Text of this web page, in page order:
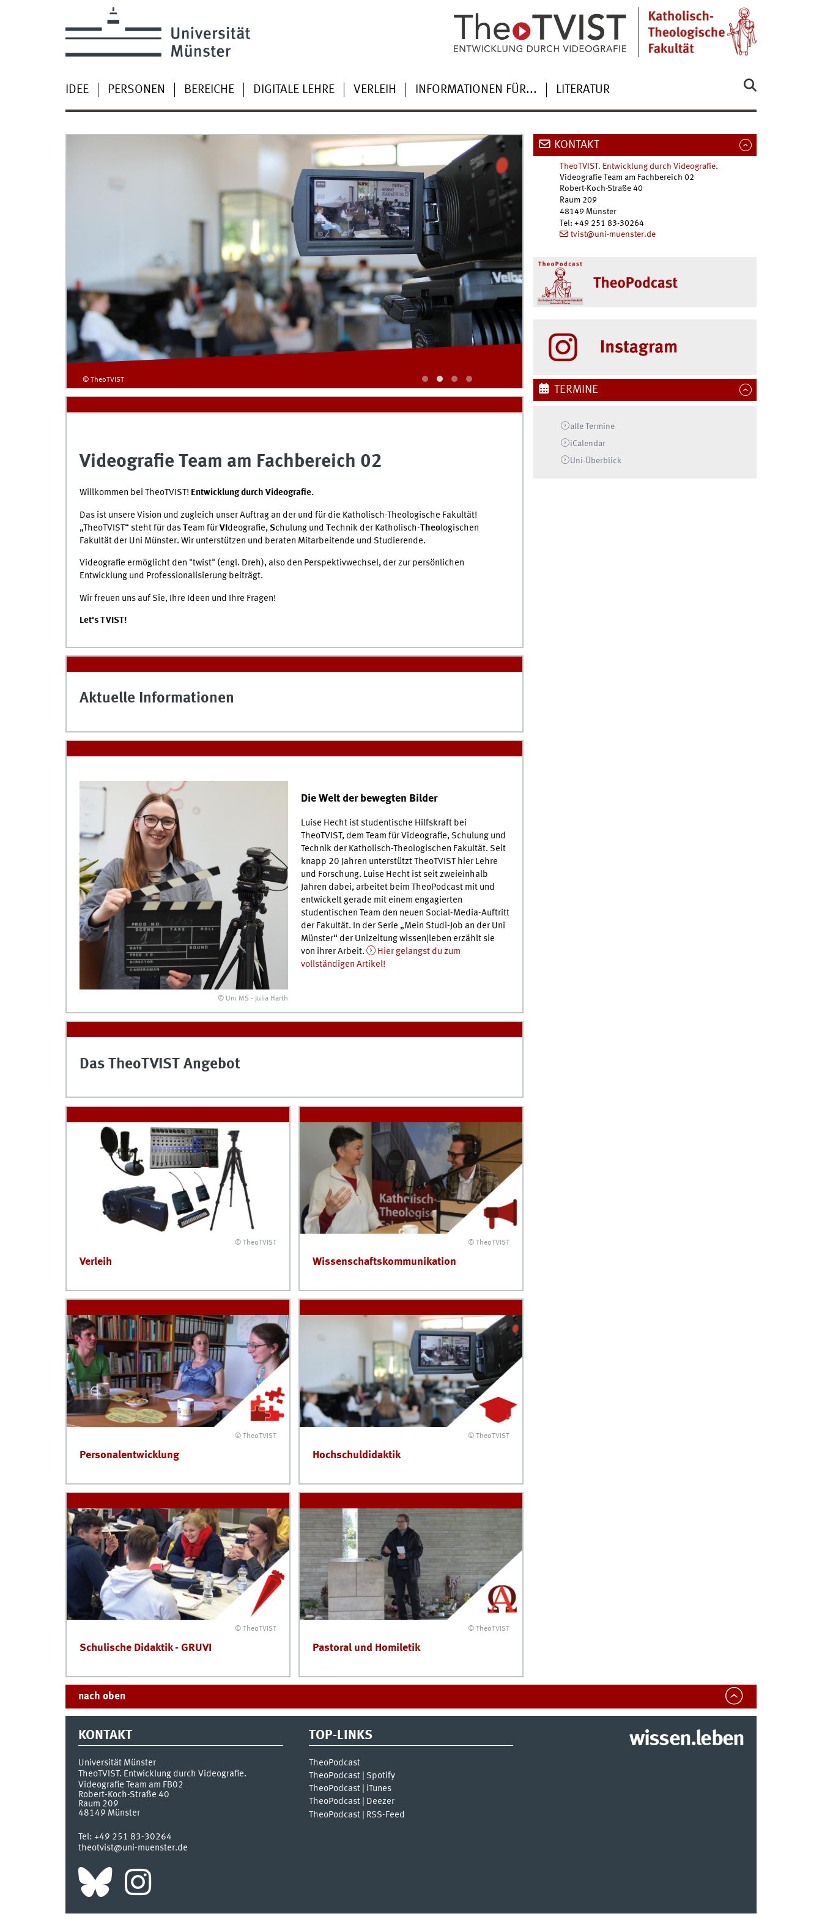
IDEE PERSONEN BEREICHE DIGITALE LEHRE VERLEIH INFORMATIONEN FÜR... LITERATUR
© TheoTVIST © TheoTVIST
Videografie Team am Fachbereich 02
Willkommen bei TheoTVIST! Entwicklung durch Videografie.
Das ist unsere Vision und zugleich unser Auftrag an der und für die Katholisch-Theologische Fakultät!
„TheoTVIST“ steht für dasTeam fürVI deografie,Schulung und Technik der Katholisch-Theologischen
Fakultät der Uni Münster. Wir unterstützen und beraten Mitarbeitende und Studierende.
Videografie ermöglicht den "twist" (engl. Dreh), also den Perspektivwechsel, der zur persönlichen
Entwicklung und Professionalisierung beiträgt.
Wir freuen uns auf Sie, Ihre Ideen und Ihre Fragen!
Let's TVIST!
Aktuelle Informationen
© Uni MS - Julia Harth
Die Welt der bewegten Bilder
Luise Hecht ist studentische Hilfskraft bei
TheoTVIST, dem Team für Videografie, Schulung und
Technik der Katholisch-Theologischen Fakultät. Seit
knapp 20 Jahren unterstützt TheoTVIST hier Lehre
und Forschung. Luise Hecht ist seit zweieinhalb
Jahren dabei, arbeitet beim TheoPodcast mit und
entwickelt gerade mit einem engagierten
studentischen Team den neuen Social-Media-Auftritt
der Fakultät. In der Serie „Mein Studi-Job an der Uni
Münster“ der Unizeitung wissen|leben erzählt sie
von ihrer Arbeit.
Hier gelangst du zum
vollständigen Artikel!
Das TheoTVIST Angebot
© TheoTVIST
Verleih
© TheoTVIST
Wissenschaftskommunikation
© TheoTVIST
Personalentwicklung
© TheoTVIST
Hochschuldidaktik
© TheoTVIST
Schulische Didaktik - GRUVI
© TheoTVIST
Pastoral und Homiletik
KONTAKT
TheoTVIST. Entwicklung durch Videografie.
Videografie Team am Fachbereich 02
Robert-Koch-Straße 40
Raum 209
48149 Münster
Tel:+49 251 83-30264
tvist@uni-muenster.de
TERMINE
alle Termine
iCalendar
Uni-Überblick
nach oben
KONTAKT
Universität Münster
TheoTVIST. Entwicklung durch Videografie.
Videografie Team am FB02
Robert-Koch-Straße 40
Raum 209
48149 Münster
Tel: +49 251 83-30264
theotvist@uni-muenster.de
TOP-LINKS
TheoPodcast
TheoPodcast | Spotify
TheoPodcast | iTunes
TheoPodcast | Deezer
TheoPodcast | RSS-Feed
wissen.leben